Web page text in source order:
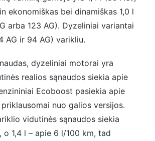
ekonomiškas bei dinamiškas 1,0 l
arba 123 AG). Dyzeliniai variantai
AG ir 94 AG) varikliu.
dyzeliniai motorai yra
realios sąnaudos siekia apie
Ecoboost pasiekia apie
nuo galios versijos.
vidutinės sąnaudos siekia
o 1,4 l – apie 6 l/100 km, tad